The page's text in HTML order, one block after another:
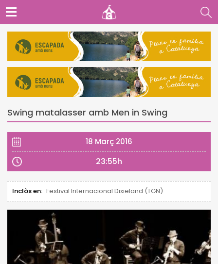
Swing matalasser amb Men in Swing
18 Març 2016
23:55h
Inclòs en: Festival Internacional Dixieland (TGN)